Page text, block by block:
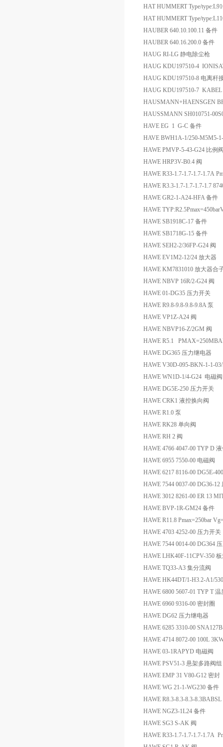
HAT HUMMERT Type/
HAT HUMMERT Type/
HAUBER 640.10.100.11 备件
HAUBER 640.16.200.0 备件
HAUG RI-LG 静电除尘枪
HAUG KDU197510-4
HAUG KDU197510-8 电离杆
HAUG KDU197510-7
HAUSMANN+HAENSGEN
HAUSSMANN SH010751-
HAVE EG 1 G-C 备件
HAVE BWH1A-1/250-M5M5-
HAWE PMVP-5-43-G24 比例
HAWE HRP3V-B0.4 阀
HAWE R33-1.7-1.7-1.7-1.7A
HAWE R3.3-1.7-1.7-1.7-1.7
HAWE GR2-1-A24-HFA 备件
HAWE
HAWE SB1918C-17 备件
HAWE SB1718G-15 备件
HAWE SEH2-2/36FP-G24 阀
HAWE EV1M2-12/24 放大器
HAWE KM7831010 放大器合
HAWE NBVP 16R/2-G24 阀
HAWE 01-DG35 压力开关
HAWE R9.8-9.8-9.8-9.8A 泵
HAWE VP1Z-A24 阀
HAWE NBVP16-Z/2GM 阀
HAWE R5.1
HAWE DG365 压力继电器
HAWE V30D-095-BKN-1-1-
HAWE WN1D-1/4-G24 电磁
HAWE DG5E-250 压力开关
HAWE CRK1 液控换向阀
HAWE R1.0 泵
HAWE RK28 单向阀
HAWE RH 2 阀
HAWE 4766 4047-00 TYP D
HAWE 6955 7550-00 电磁阀
HAWE 6217 8116-00 DG5E-
HAWE 7544 0037-00 DG36-
HAWE 3012 8261-00 ER 13
HAWE BVP-1R-GM24 备件
HAWE R11.8 Pmax=250bar
HAWE 4703 4252-00 压力开关
HAWE 7544 0014-00 DG364
HAWE LHK40F-11CPV-350
HAWE TQ33-A3 集分流阀
HAWE HK44DT/1-H3.2-A1/
HAWE 6800 5607-01 TYP T
HAWE 6960 9316-00 密封圈
HAWE DG62 压力继电器
HAWE 6285 3310-00
HAWE 4714 8072-00 100L
HAWE 03-1RAPYD 电磁阀
HAWE PSV51-3 悬架多路阀组
HAWE EMP 31 V80-G12 密封
HAWE WG 21-1-WG230 备件
HAWE R8.3-8.3-8.3-
HAWE NGZ3-1L24 备件
HAWE SG3 S-AK 阀
HAWE R33-1.7-1.7-1.7-1.7A